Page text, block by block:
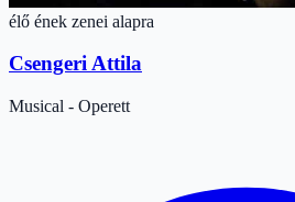
élő ének zenei alapra
Csengeri Attila
Musical - Operett